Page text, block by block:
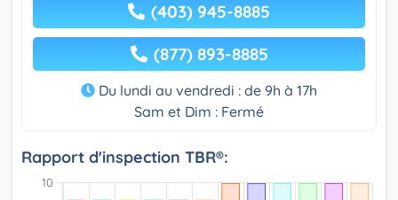
(403) 945-8885
(877) 893-8885
Du lundi au vendredi : de 9h à 17h
Sam et Dim : Fermé
Rapport d'inspection TBR®: